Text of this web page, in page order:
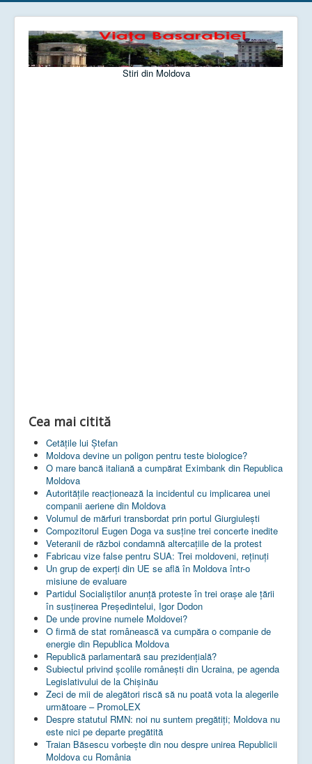
Stiri din Moldova
Cea mai citită
Cetățile lui Ștefan
Moldova devine un poligon pentru teste biologice?
O mare bancă italiană a cumpărat Eximbank din Republica
Moldova
Autoritățile reacționează la incidentul cu implicarea unei
companii aeriene din Moldova
Volumul de mărfuri transbordat prin portul Giurgiulești
Compozitorul Eugen Doga va susţine trei concerte inedite
Veteranii de război condamnă altercaţiile de la protest
Fabricau vize false pentru SUA: Trei moldoveni, reținuți
Un grup de experţi din UE se află în Moldova într-o
misiune de evaluare
Partidul Socialiștilor anunță proteste în trei orașe ale țării
în susținerea Președintelui, Igor Dodon
De unde provine numele Moldovei?
O firmă de stat românească va cumpăra o companie de
energie din Republica Moldova
Republică parlamentară sau prezidențială?
Subiectul privind şcolile româneşti din Ucraina, pe agenda
Legislativului de la Chişinău
Zeci de mii de alegători riscă să nu poată vota la alegerile
următoare – PromoLEX
Despre statutul RMN: noi nu suntem pregătiți; Moldova nu
este nici pe departe pregătită
Traian Băsescu vorbește din nou despre unirea Republicii
Moldova cu România